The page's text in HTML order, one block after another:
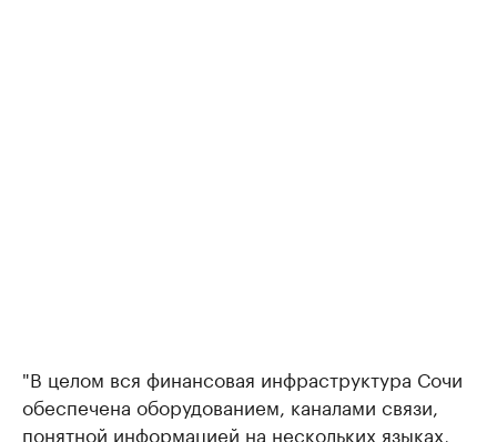
"В целом вся финансовая инфраструктура Сочи
обеспечена оборудованием, каналами связи,
понятной информацией на нескольких языках,